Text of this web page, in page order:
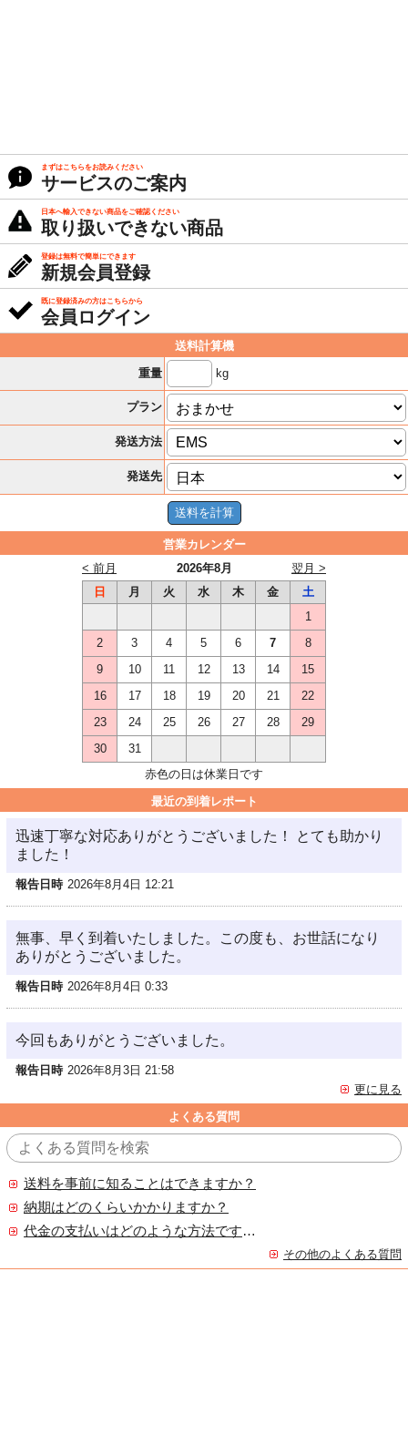
まずはこちらをお読みください
サービスのご案内
日本へ輸入できない商品をご確認ください
取り扱いできない商品
登録は無料で簡単にできます
新規会員登録
既に登録済みの方はこちらから
会員ログイン
送料計算機
重量
kg
プラン
発送方法
発送先
営業カレンダー
2026年8月
< 前月
翌月 >
日
月 火 水 木 金
土
1
2
3 4 5 6 7
8
9
10 11 12 13 14
15
16
17 18 19 20 21
22
23
24 25 26 27 28
29
30
31
赤色の日は休業日です
最近の到着レポート
迅速丁寧な対応ありがとうございました！ とても助かり
ました！
報告日時 2026年8月4日 12:21
無事、早く到着いたしました。この度も、お世話になり
ありがとうございました。
報告日時 2026年8月4日 0:33
今回もありがとうございました。
報告日時 2026年8月3日 21:58
更に見る
よくある質問
送料を事前に知ることはできますか？
納期はどのくらいかかりますか？
代金の支払いはどのような方法ですか？
その他のよくある質問